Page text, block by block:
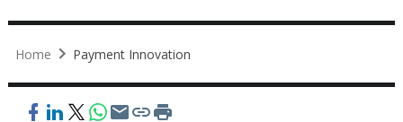
Home Payment Innovation